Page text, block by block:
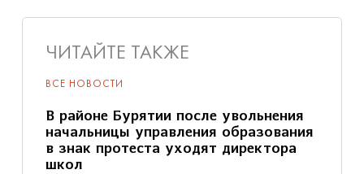
ЧИТАЙТЕ ТАКЖЕ
ВСЕ НОВОСТИ
В районе Бурятии после увольнения
начальницы управления образования
в знак протеста уходят директора
школ